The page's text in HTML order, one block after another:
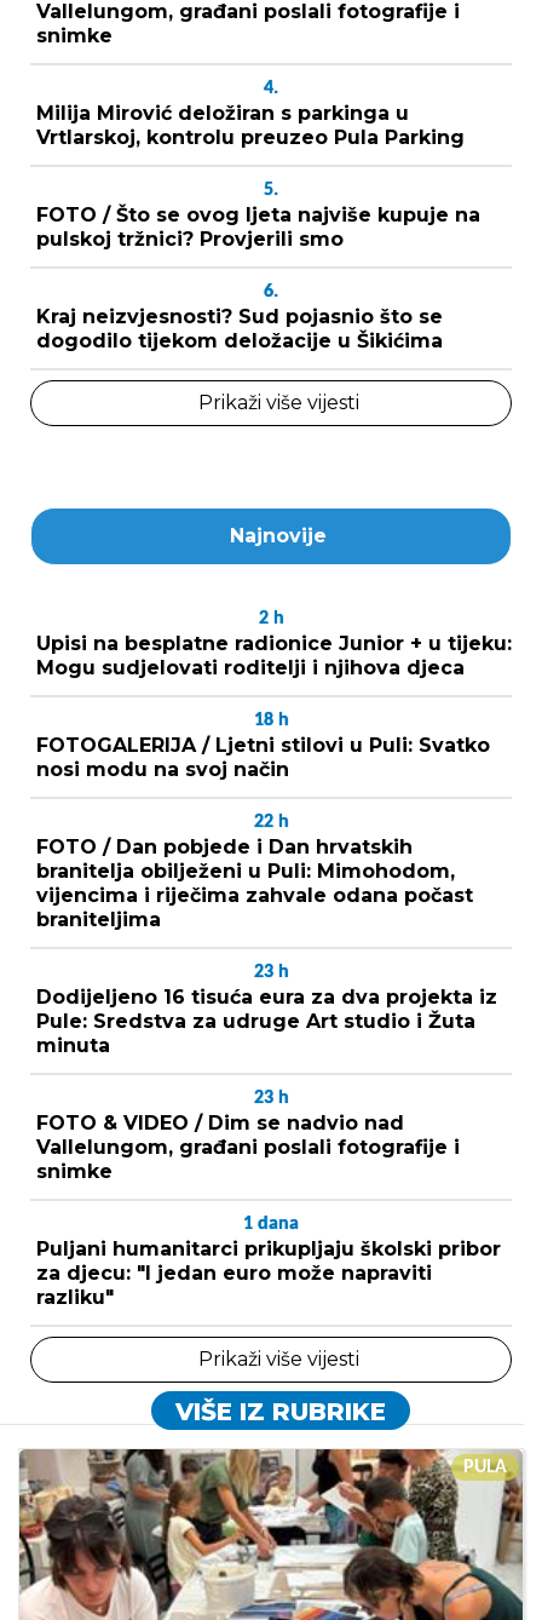
Vallelungom, građani poslali fotografije i
snimke
4.
Milija Mirović deložiran s parkinga u
Vrtlarskoj, kontrolu preuzeo Pula Parking
5.
FOTO / Što se ovog ljeta najviše kupuje na
pulskoj tržnici? Provjerili smo
6.
Kraj neizvjesnosti? Sud pojasnio što se
dogodilo tijekom deložacije u Šikićima
Prikaži više vijesti
Najnovije
2 h
Upisi na besplatne radionice Junior + u tijeku:
Mogu sudjelovati roditelji i njihova djeca
18 h
FOTOGALERIJA / Ljetni stilovi u Puli: Svatko
nosi modu na svoj način
22 h
FOTO / Dan pobjede i Dan hrvatskih
branitelja obilježeni u Puli: Mimohodom,
vijencima i riječima zahvale odana počast
braniteljima
23 h
Dodijeljeno 16 tisuća eura za dva projekta iz
Pule: Sredstva za udruge Art studio i Žuta
minuta
23 h
FOTO & VIDEO / Dim se nadvio nad
Vallelungom, građani poslali fotografije i
snimke
1 dana
Puljani humanitarci prikupljaju školski pribor
za djecu: "I jedan euro može napraviti
razliku"
Prikaži više vijesti
VIŠE IZ RUBRIKE
PULA